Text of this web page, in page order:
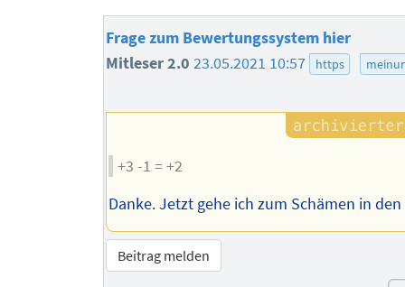
Frage zum Bewertungssystem hier
Mitleser 2.023.05.2021 10:57 https
+3 -1 = +2
Danke. Jetzt gehe ich zum Schämen in
Beitrag melden